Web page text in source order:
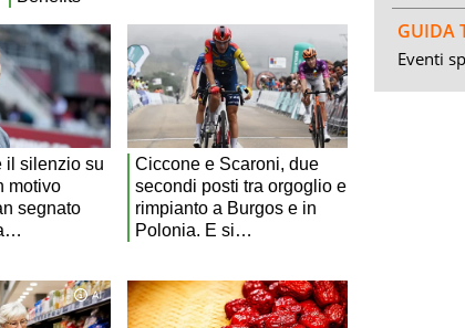
GUIDA
Eventi